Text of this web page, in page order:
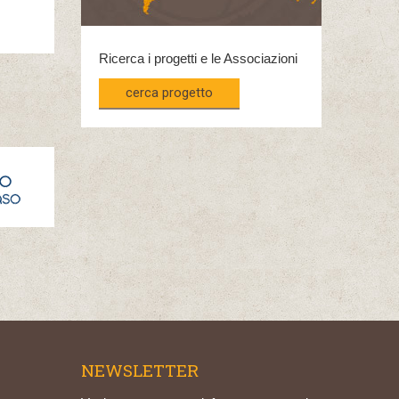
Ricerca i progetti e le Associazioni
cerca progetto
NEWSLETTER